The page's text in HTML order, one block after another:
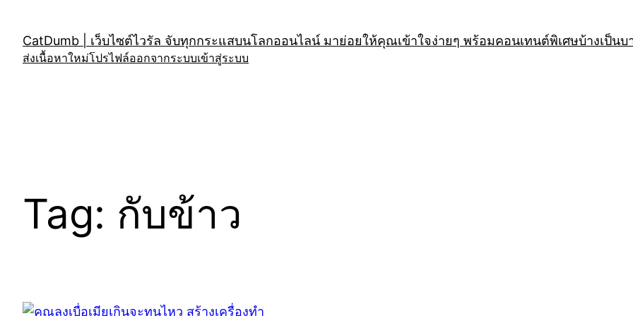
content
CatDumb | เว็บไซต์ไวรัล จับทุกกระแสบนโลกออนไลน์ มาย่อยให้คุณเข้าใจง่ายๆ พร้อมคอนเทนต์พิเศษบ้างเป็นบา
ส่งเนื้อหาใหม่โปรไฟล์ออกจากระบบเข้าสู่ระบบ
Tag: กับข้าว